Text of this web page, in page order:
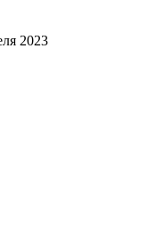
2023